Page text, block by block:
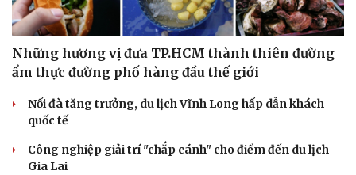
Những hương vị đưa TP.HCM thành thiên đường
ẩm thực đường phố hàng đầu thế giới
Nối đà tăng trưởng, du lịch Vĩnh Long hấp dẫn khách
quốc tế
Công nghiệp giải trí "chắp cánh" cho điểm đến du lịch
Gia Lai